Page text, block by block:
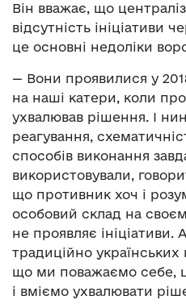
Він вважає, що
відсутність ініціативи
це основні недоліки
— Вони проявилися у
на наші катери, коли
ухвалював рішення. І
реагування,
способів виконання
використовували,
що противник хоч і
особовий склад на
не проявляє
традиційно
що ми поважаємо себе,
і вміємо ухвалювати